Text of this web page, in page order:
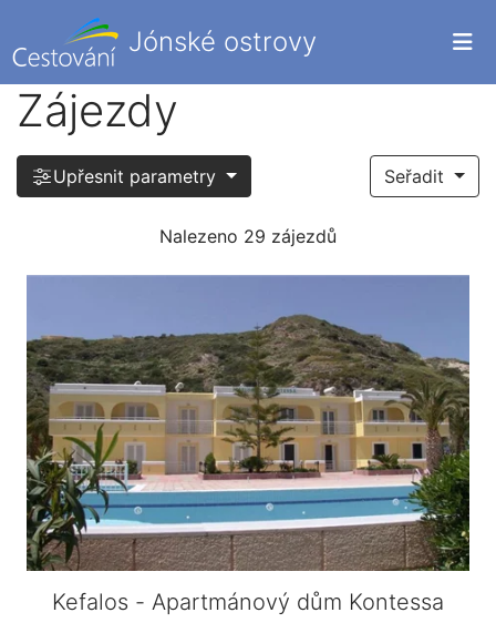
Jónské ostrovy
Zájezdy
Upřesnit parametry Seřadit
Nalezeno 29 zájezdů
Kefalos - Apartmánový dům Kontessa